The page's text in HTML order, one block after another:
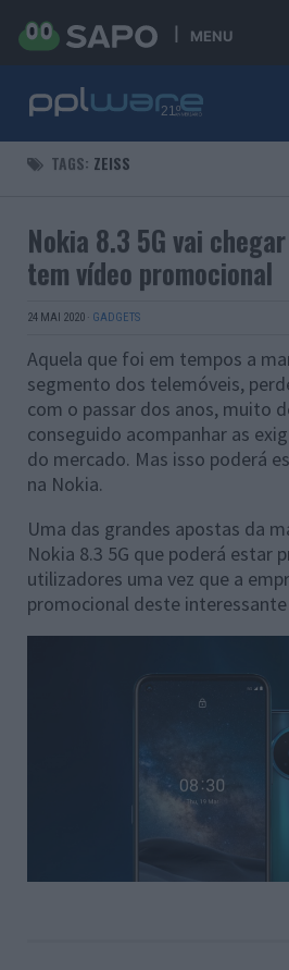
MENU
TAGS: ZEISS
Nokia 8.3 5G vai
tem vídeo promocional
24 MAI 2020 · GADGETS
Aquela que foi em tempos a
segmento dos telemóveis,
com o passar dos anos, muito
conseguido acompanhar as
do mercado. Mas isso poderá
na Nokia.
Uma das grandes apostas da
Nokia 8.3 5G que poderá estar
utilizadores uma vez que a
promocional deste